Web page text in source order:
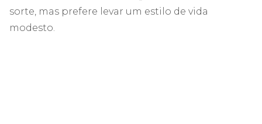
sorte, mas prefere levar um estilo de vida
modesto.